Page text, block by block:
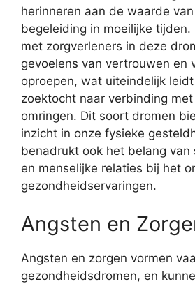
herinneren aan de waarde
begeleiding in moeilijke tijden.
met zorgverleners in deze
gevoelens van vertrouwen en
oproepen, wat uiteindelijk
zoektocht naar verbinding
omringen. Dit soort dromen
inzicht in onze fysieke
benadrukt ook het belang van
en menselijke relaties bij het
gezondheidservaringen.
Angsten en
Angsten en zorgen vormen
gezondheidsdromen, en